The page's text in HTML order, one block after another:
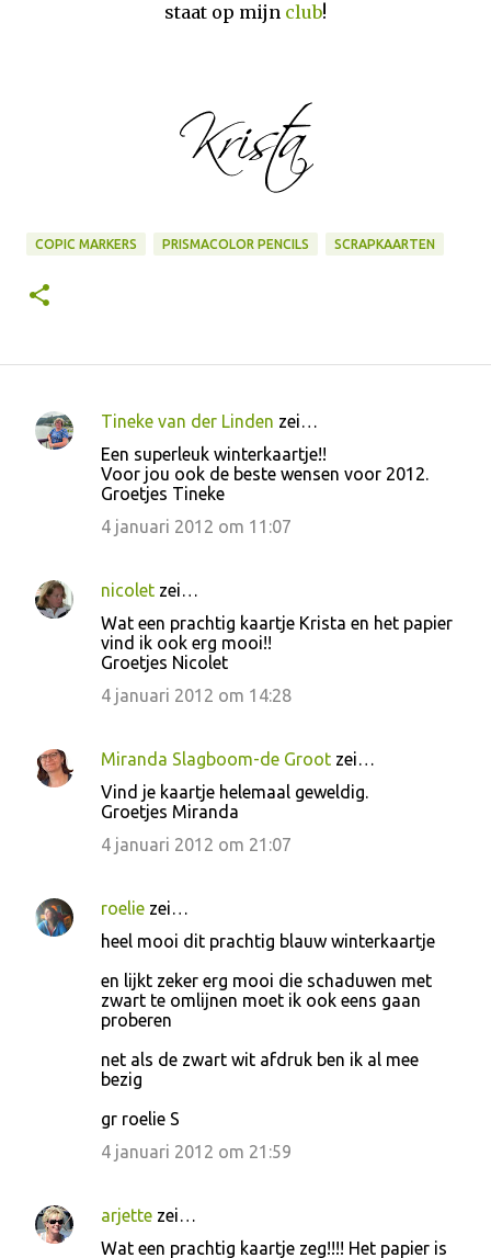
staat op mijn club!
COPIC MARKERS PRISMACOLOR PENCILS SCRAPKAARTEN
R
i
e
Tineke van der Linden zei…
Een superleuk winterkaartje!!
Voor jou ook de beste wensen voor 2012.
Groetjes Tineke
4 januari 2012 om 11:07
nicolet zei…
Wat een prachtig kaartje Krista en het papier
vind ik ook erg mooi!!
Groetjes Nicolet
4 januari 2012 om 14:28
Miranda Slagboom-de Groot zei…
Vind je kaartje helemaal geweldig.
Groetjes Miranda
4 januari 2012 om 21:07
roelie zei…
heel mooi dit prachtig blauw winterkaartje
en lijkt zeker erg mooi die schaduwen met
zwart te omlijnen moet ik ook eens gaan
proberen
net als de zwart wit afdruk ben ik al mee
bezig
gr roelie S
4 januari 2012 om 21:59
arjette zei…
Wat een prachtig kaartje zeg!!!! Het papier is